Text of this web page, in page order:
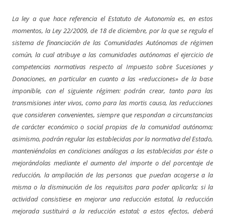
La ley a que hace referencia el Estatuto de Autonomía es, en estos
momentos, la Ley 22/2009, de 18 de diciembre, por la que se regula el
sistema de financiación de las Comunidades Autónomas de régimen
común, la cual atribuye a las comunidades autónomas el ejercicio de
competencias normativas respecto al Impuesto sobre Sucesiones y
Donaciones, en particular en cuanto a las «reducciones» de la base
imponible, con el siguiente régimen: podrán crear, tanto para las
transmisiones inter vivos, como para las mortis causa, las reducciones
que consideren convenientes, siempre que respondan a circunstancias
de carácter económico o social propias de la comunidad autónoma;
asimismo, podrán regular las establecidas por la normativa del Estado,
manteniéndolas en condiciones análogas a las establecidas por éste o
mejorándolas mediante el aumento del importe o del porcentaje de
reducción, la ampliación de las personas que puedan acogerse a la
misma o la disminución de los requisitos para poder aplicarla; si la
actividad consistiese en mejorar una reducción estatal, la reducción
mejorada sustituirá a la reducción estatal; a estos efectos, deberá